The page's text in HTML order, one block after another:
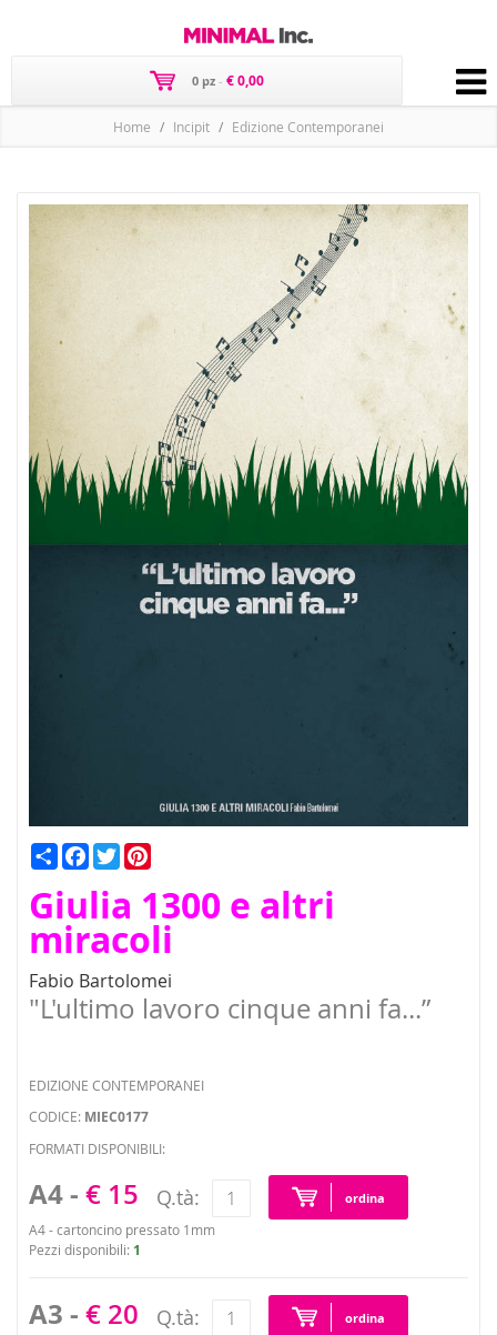
0 pz - € 0,00
Home Incipit Edizione Contemporanei
CondividiFacebook
Twitter
Giulia 1300 e altri
miracoli
Fabio Bartolomei
"L'ultimo lavoro cinque anni fa...”
EDIZIONE CONTEMPORANEI
CODICE: MIEC0177
FORMATI DISPONIBILI:
A4 - € 15 Q.tà: ordina
A4 - cartoncino pressato 1mm
Pezzi disponibili: 1
A3 - € 20 Q.tà: ordina